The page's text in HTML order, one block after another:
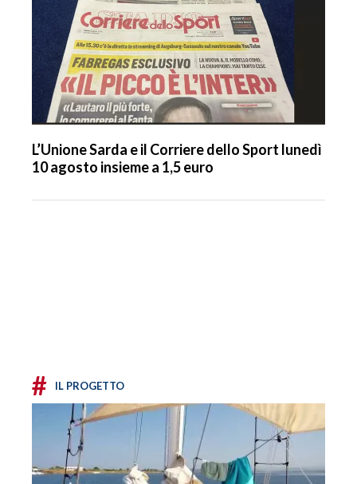
L’Unione Sarda e il Corriere dello Sport lunedì
10 agosto insieme a 1,5 euro
# IL PROGETTO